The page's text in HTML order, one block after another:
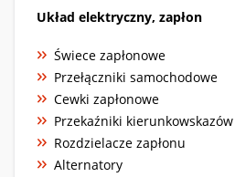
Układ elektryczny, zapłon
Świece zapłonowe
Przełączniki samochodowe
Cewki zapłonowe
Przekaźniki kierunkowskazów
Rozdzielacze zapłonu
Alternatory